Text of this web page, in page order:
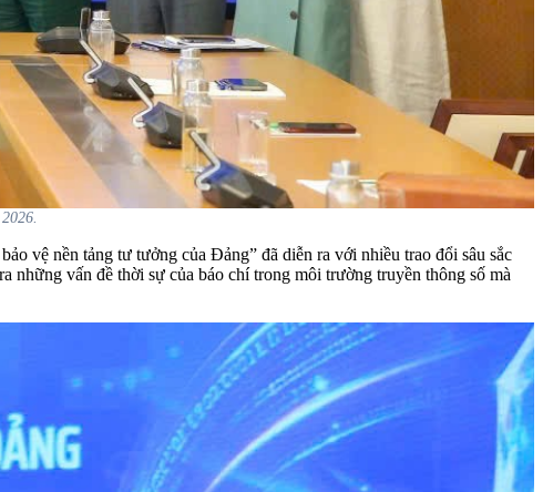
vệ nền tảng tư tưởng của Đảng” đã diễn ra với nhiều trao đổi sâu sắc
những vấn đề thời sự của báo chí trong môi trường truyền thông số mà